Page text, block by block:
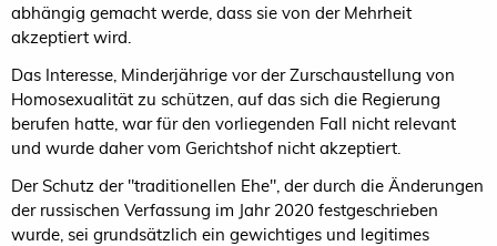
abhängig gemacht werde, dass sie von der Mehrheit
akzeptiert wird.
Das Interesse, Minderjährige vor der Zurschaustellung von
Homosexualität zu schützen, auf das sich die Regierung
berufen hatte, war für den vorliegenden Fall nicht relevant
und wurde daher vom Gerichtshof nicht akzeptiert.
Der Schutz der "traditionellen Ehe", der durch die Änderungen
der russischen Verfassung im Jahr 2020 festgeschrieben
wurde, sei grundsätzlich ein gewichtiges und legitimes